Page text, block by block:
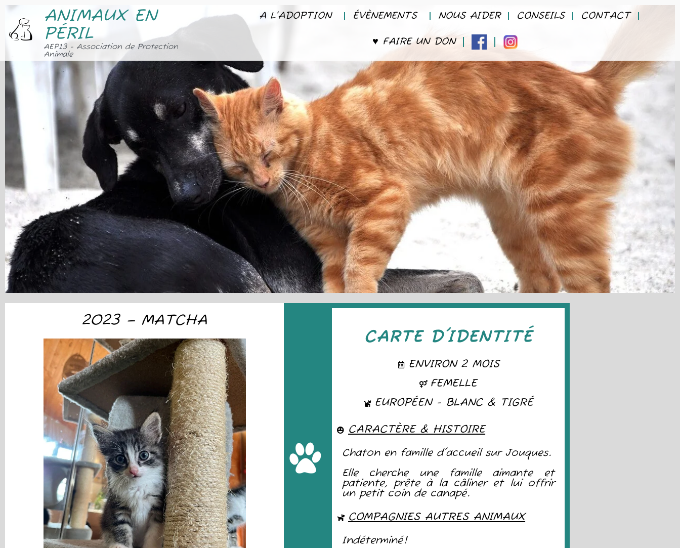
ANIMAUX EN
PÉRIL
AEP13 - Association de Protection
Animale
A L’ADOPTION ÉVÈNEMENTS NOUS AIDER CONSEILS CONTACT
♥ FAIRE UN DON FACEBOOKINSTAGRAM
2023 – MATCHA
CARTE D'IDENTITÉ
ENVIRON 2 MOIS
FEMELLE
EUROPÉEN - BLANC & TIGRÉ
CARACTÈRE & HISTOIRE
Chaton en famille d'accueil sur Jouques.
Elle cherche une famille aimante et
patiente, prête à la câliner et lui offrir
un petit coin de canapé.
COMPAGNIES AUTRES ANIMAUX
Indéterminé!